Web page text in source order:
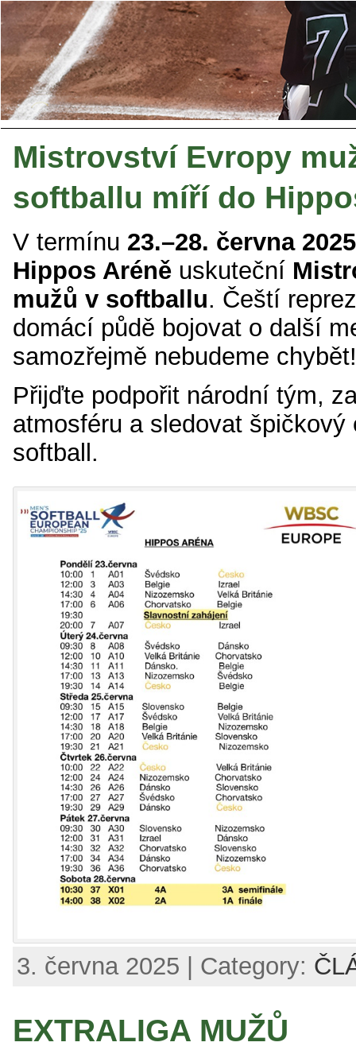
Mistrovství Evropy
softballu míří do
V termínu 23.–28. června 2025
Hippos Aréně uskuteční
mužů v softballu. Čeští
domácí půdě bojovat o další
samozřejmě nebudeme chybět!
Přijďte podpořit národní tým,
atmosféru a sledovat špičkový
softball.
3. června 2025 | Category:
EXTRALIGA MUŽŮ